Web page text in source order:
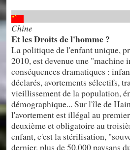
Chine
Et les Droits de l'homme ?
La politique de l'enfant unique,
2010, est devenue une "machine
conséquences dramatiques :
déclarés, avortements sélectifs,
vieillissement de la population,
démographique... Sur l'île de
l'avortement est illégal au
deuxième et obligatoire au
enfant, c'est la stérilisation,
dernier, plus de 50.000 paysans